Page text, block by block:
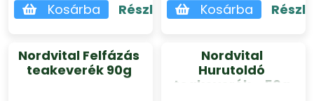
Kosárba Részletek Kosárba
Nordvital Felfázás
teakeverék 90g
Nordvital
Hurutoldó
teakeverék - 50g